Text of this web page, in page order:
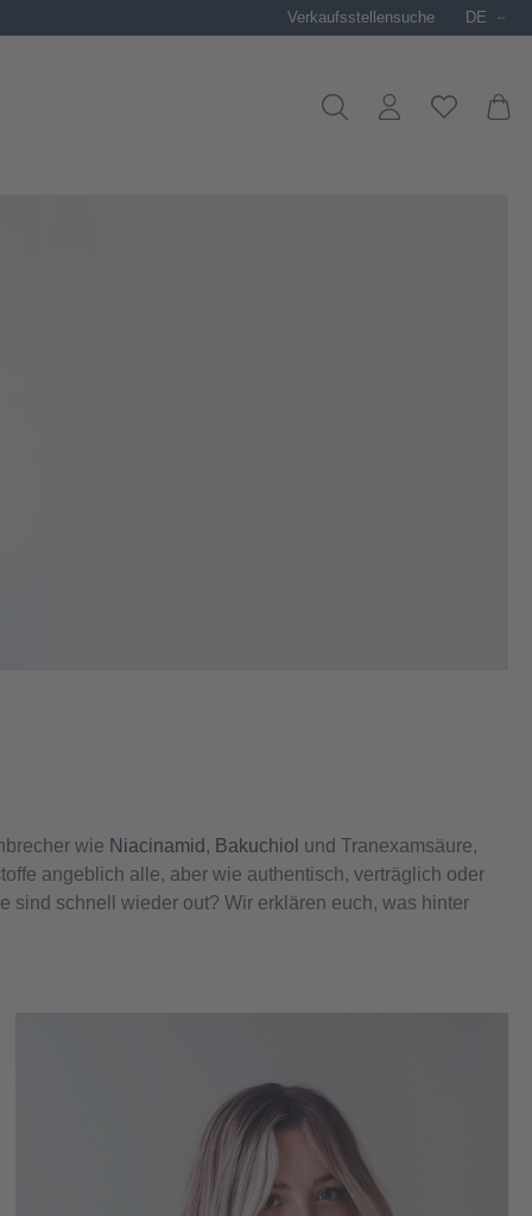
Verkaufsstellensuche DE
wie Niacinamid , Bakuchiol und Tranexamsäure,
angeblich alle, aber wie authentisch, verträglich oder
sind schnell wieder out? Wir erklären euch, was hinter